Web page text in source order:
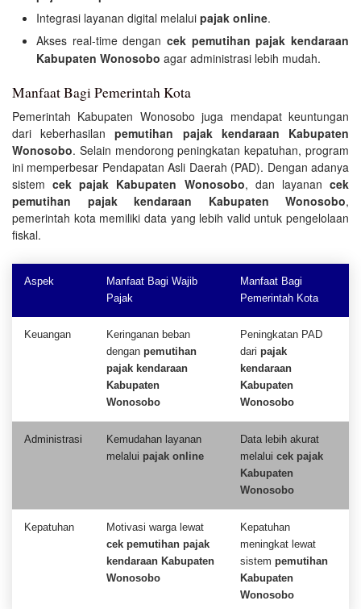
Integrasi layanan digital melalui pajak online.
Akses real-time dengan cek pemutihan pajak kendaraan
Kabupaten Wonosobo agar administrasi lebih mudah.
Manfaat Bagi Pemerintah Kota
Pemerintah Kabupaten Wonosobo juga mendapat keuntungan
dari keberhasilanpemutihan pajak kendaraan Kabupaten
Wonosobo. Selain mendorong peningkatan kepatuhan, program
ini memperbesar Pendapatan Asli Daerah (PAD). Dengan adanya
sistemcek pajak Kabupaten Wonosobo, dan layanancek
pemutihan pajak kendaraan Kabupaten Wonosobo,
pemerintah kota memiliki data yang lebih valid untuk pengelolaan
fiskal.
Aspek
Manfaat Bagi Wajib
Pajak
Manfaat Bagi
Pemerintah Kota
Keuangan
Keringanan beban
dengan pemutihan
pajak kendaraan
Kabupaten
Wonosobo
Peningkatan PAD
dari pajak
kendaraan
Kabupaten
Wonosobo
Administrasi
Kemudahan layanan
melalui pajak online
Data lebih akurat
melalui cek pajak
Kabupaten
Wonosobo
Kepatuhan
Motivasi warga lewat
cek pemutihan pajak
kendaraan Kabupaten
Wonosobo
Kepatuhan
meningkat lewat
sistem pemutihan
Kabupaten
Wonosobo